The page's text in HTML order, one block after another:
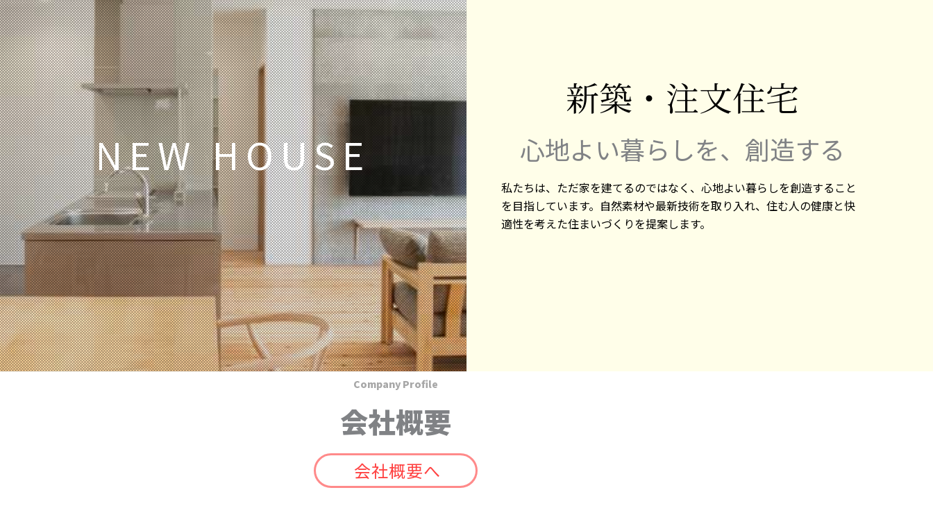
NEW HOUSE
新築・注文住宅
心地よい暮らしを、創造する
私たちは、ただ家を建てるのではなく、心地よい暮らしを創造すること
を目指しています。自然素材や最新技術を取り入れ、住む人の健康と快
適性を考えた住まいづくりを提案します。
Company Profile
会社概要
会社概要へ